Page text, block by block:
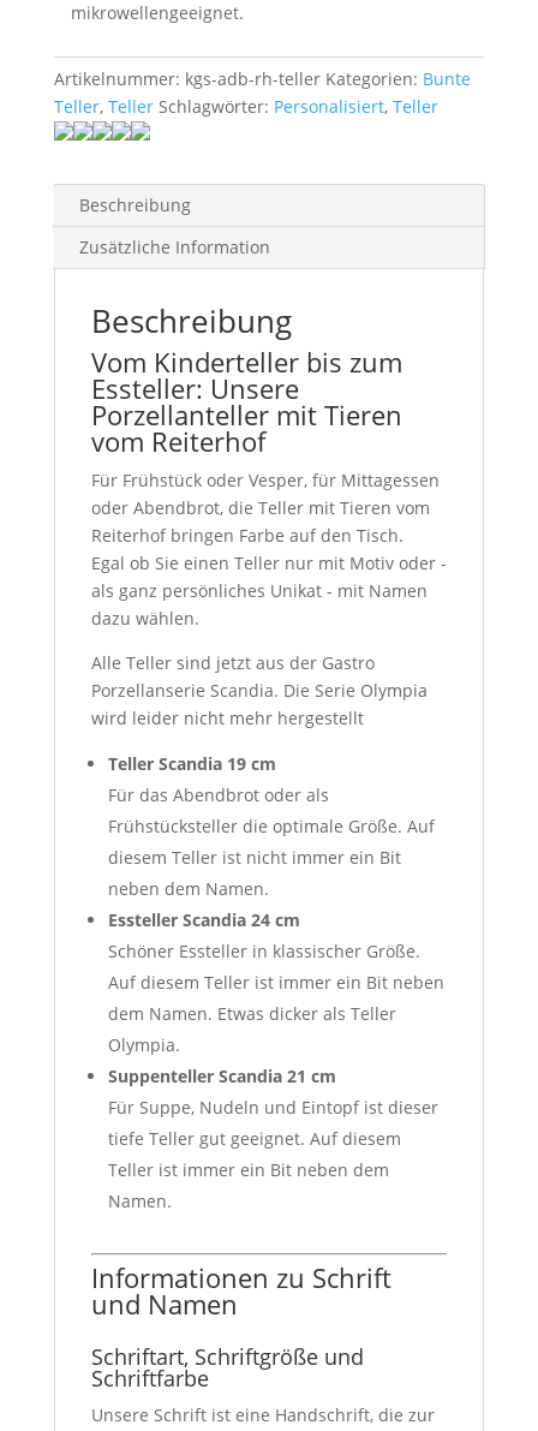
mikrowellengeeignet.
Artikelnummer: kgs-adb-rh-teller Kategorien: Bunte
Teller, Teller Schlagwörter: Personalisiert, Teller
Beschreibung
Zusätzliche Information
Beschreibung
Vom Kinderteller bis zum
Essteller: Unsere
Porzellanteller mit Tieren
vom Reiterhof
Für Frühstück oder Vesper, für Mittagessen
oder Abendbrot, die Teller mit Tieren vom
Reiterhof bringen Farbe auf den Tisch.
Egal ob Sie einen Teller nur mit Motiv oder -
als ganz persönliches Unikat - mit Namen
dazu wählen.
Alle Teller sind jetzt aus der Gastro
Porzellanserie Scandia. Die Serie Olympia
wird leider nicht mehr hergestellt
Teller Scandia 19 cm
Für das Abendbrot oder als
Frühstücksteller die optimale Größe. Auf
diesem Teller ist nicht immer ein Bit
neben dem Namen.
Essteller Scandia 24 cm
Schöner Essteller in klassischer Größe.
Auf diesem Teller ist immer ein Bit neben
dem Namen. Etwas dicker als Teller
Olympia.
Suppenteller Scandia 21 cm
Für Suppe, Nudeln und Eintopf ist dieser
tiefe Teller gut geeignet. Auf diesem
Teller ist immer ein Bit neben dem
Namen.
Informationen zu Schrift
und Namen
Schriftart, Schriftgröße und
Schriftfarbe
Unsere Schrift ist eine Handschrift, die zur